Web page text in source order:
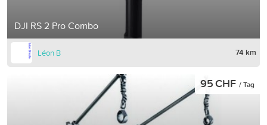
DJI RS 2 Pro Combo
Léon B 74 km
95 CHF / Tag